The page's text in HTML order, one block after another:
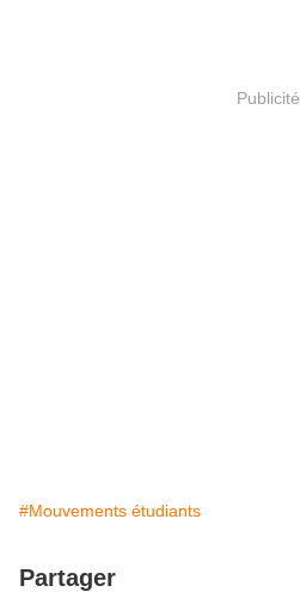
Publicité
#Mouvements étudiants
Partager